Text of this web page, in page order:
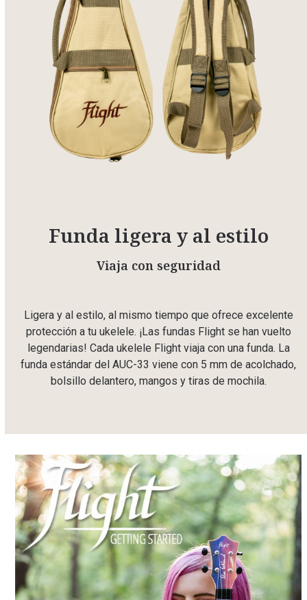
Funda ligera y al estilo
Viaja con seguridad
Ligera y al estilo, al mismo tiempo que ofrece excelente
protección a tu ukelele. ¡Las fundas Flight se han vuelto
legendarias! Cada ukelele Flight viaja con una funda. La
funda estándar del AUC-33 viene con 5 mm de acolchado,
bolsillo delantero, mangos y tiras de mochila.